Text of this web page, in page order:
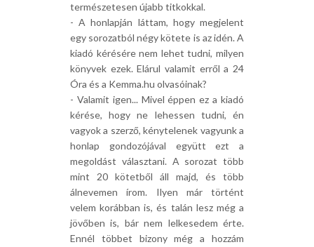
természetesen újabb titkokkal.
- A honlapján láttam, hogy megjelent
egy sorozatból négy kötete is az idén. A
kiadó kérésére nem lehet tudni, milyen
könyvek ezek. Elárul valamit erről a 24
Óra és a Kemma.hu olvasóinak?
- Valamit igen... Mivel éppen ez a kiadó
kérése, hogy ne lehessen tudni, én
vagyok a szerző, kénytelenek vagyunk a
honlap gondozójával együtt ezt a
megoldást választani. A sorozat több
mint 20 kötetből áll majd, és több
álnevemen írom. Ilyen már történt
velem korábban is, és talán lesz még a
jövőben is, bár nem lelkesedem érte.
Ennél többet bizony még a hozzám